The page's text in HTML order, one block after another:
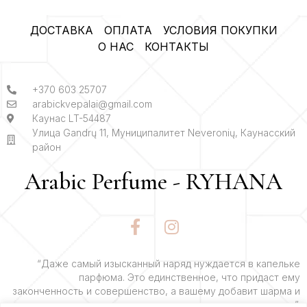
ДОСТАВКА ОПЛАТА
УСЛОВИЯ ПОКУПКИ
О НАС
КОНТАКТЫ
+370 603 25707
arabickvepalai@gmail.com
Каунас LT-54487
Улица Gandrų 11, Муниципалитет Neveronių, Каунасский
район
Arabic Perfume - RYHANA
F
a
e
b
o
I
n
t
a
g
“Даже самый изысканный наряд нуждается в капельке
парфюма. Это единственное, что придаст ему
законченность и совершенство, а вашему добавит шарма и
очарования”.